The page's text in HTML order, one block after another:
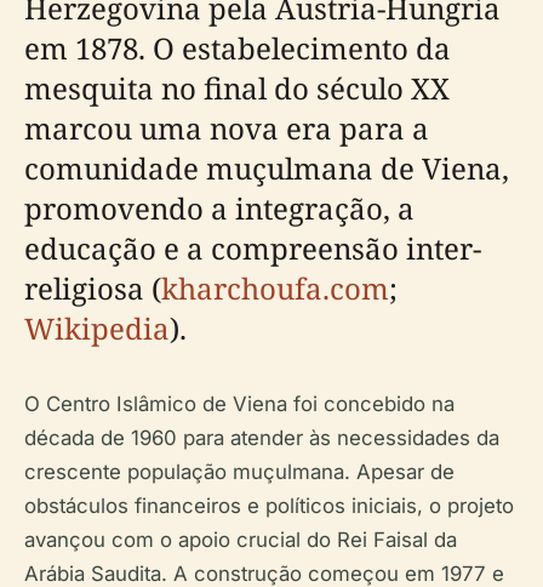
em 1878. O estabelecimento da
mesquita no final do século XX
marcou uma nova era para a
comunidade muçulmana de Viena,
promovendo a integração, a
educação e a compreensão inter-
religiosa (kharchoufa.com;
Wikipedia).
O Centro Islâmico de Viena foi concebido na
década de 1960 para atender às necessidades da
crescente população muçulmana. Apesar de
obstáculos financeiros e políticos iniciais, o projeto
avançou com o apoio crucial do Rei Faisal da
Arábia Saudita. A construção começou em 1977 e